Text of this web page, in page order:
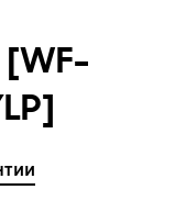
[WF-